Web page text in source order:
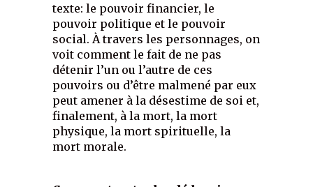
texte: le pouvoir financier, le
pouvoir politique et le pouvoir
social. À travers les personnages, on
voit comment le fait de ne pas
détenir l’un ou l’autre de ces
pouvoirs ou d’être malmené par eux
peut amener à la désestime de soi et,
finalement, à la mort, la mort
physique, la mort spirituelle, la
mort morale.